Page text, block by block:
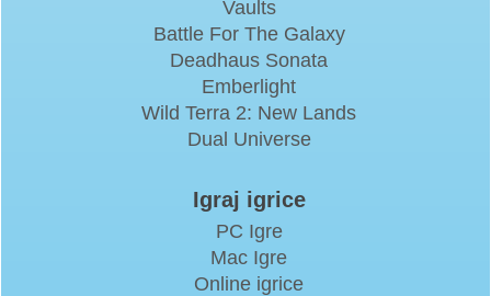
Vaults
Battle For The Galaxy
Deadhaus Sonata
Emberlight
Wild Terra 2: New Lands
Dual Universe
Igraj igrice
PC Igre
Mac Igre
Online igrice